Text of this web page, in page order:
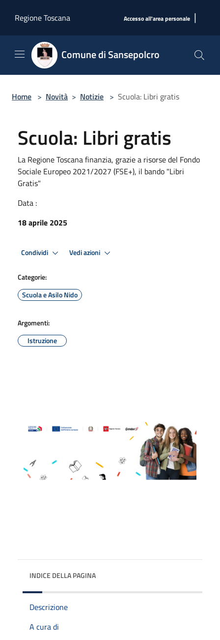
Regione Toscana
Accesso all'area personale |
Comune di Sansepolcro
Home > Novità > Notizie > Scuola: Libri gratis
Scuola: Libri gratis
La Regione Toscana finanzia, grazie a risorse del Fondo
Sociale Europeo 2021/2027 (FSE+), il bando "Libri
Gratis"
Data :
18 aprile 2025
Condividi Vedi azioni
Categorie:
Scuola e Asilo Nido
Argomenti:
Istruzione
INDICE DELLA PAGINA
Descrizione
A cura di